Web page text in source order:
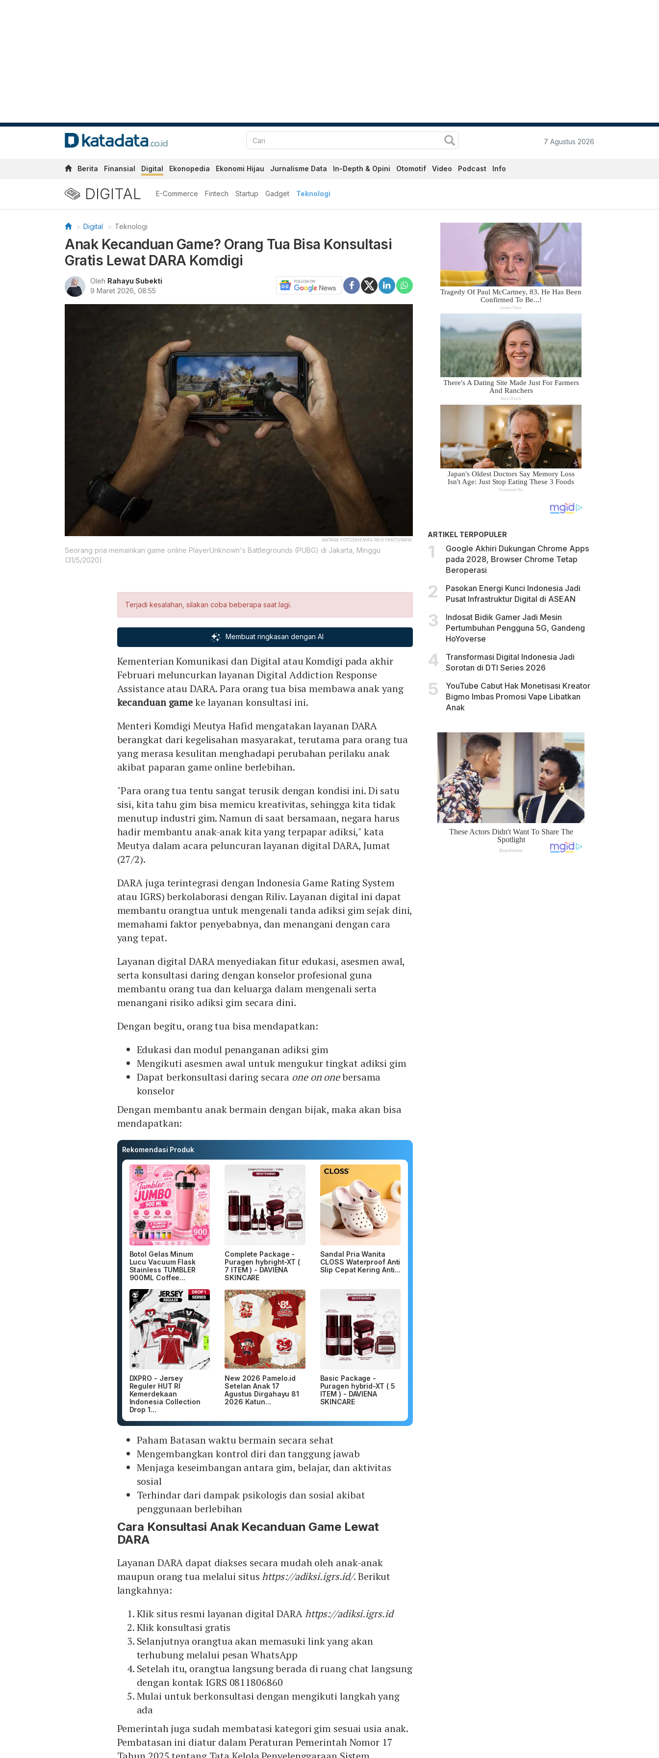
7 Agustus 2026
Berita Finansial Digital Ekonopedia Ekonomi Hijau Jurnalisme Data In-Depth & Opini Otomotif Video Podcast Info
DIGITAL E-Commerce Fintech Startup Gadget Teknologi
Digital Teknologi
Anak Kecanduan Game? Orang Tua Bisa Konsultasi
Gratis Lewat DARA Komdigi
Oleh Rahayu Subekti
9 Maret 2026, 08:55
ANTARA FOTO/DHEMAS REVIYANTO/AWW.
Seorang pria memainkan game online PlayerUnknown's Battlegrounds (PUBG) di Jakarta, Minggu
(31/5/2020).
Terjadi kesalahan, silakan coba beberapa saat lagi.
Membuat ringkasan dengan AI
Kementerian Komunikasi dan Digital atau Komdigi pada akhir
Februari meluncurkan layanan Digital Addiction Response
Assistance atau DARA. Para orang tua bisa membawa anak yang
kecanduan gameke layanan konsultasi ini.
Menteri Komdigi Meutya Hafid mengatakan layanan DARA
berangkat dari kegelisahan masyarakat, terutama para orang tua
yang merasa kesulitan menghadapi perubahan perilaku anak
akibat paparan game online berlebihan.
"Para orang tua tentu sangat terusik dengan kondisi ini. Di satu
sisi, kita tahu gim bisa memicu kreativitas, sehingga kita tidak
menutup industri gim. Namun di saat bersamaan, negara harus
hadir membantu anak-anak kita yang terpapar adiksi," kata
Meutya dalam acara peluncuran layanan digital DARA, Jumat
(27/2).
DARA juga terintegrasi dengan Indonesia Game Rating System
atau IGRS) berkolaborasi dengan Riliv. Layanan digital ini dapat
membantu orangtua untuk mengenali tanda adiksi gim sejak dini,
memahami faktor penyebabnya, dan menangani dengan cara
yang tepat.
Layanan digital DARA menyediakan fitur edukasi, asesmen awal,
serta konsultasi daring dengan konselor profesional guna
membantu orang tua dan keluarga dalam mengenali serta
menangani risiko adiksi gim secara dini.
Dengan begitu, orang tua bisa mendapatkan:
Edukasi dan modul penanganan adiksi gim
Mengikuti asesmen awal untuk mengukur tingkat adiksi gim
Dapat berkonsultasi daring secara one on onebersama
konselor
Dengan membantu anak bermain dengan bijak, maka akan bisa
mendapatkan:
Rekomendasi Produk
Botol Gelas Minum
Lucu Vacuum Flask
Stainless TUMBLER
900ML Coffee...
Complete Package -
Puragen hybright-XT (
7 ITEM ) - DAVIENA
SKINCARE
Sandal Pria Wanita
CLOSS Waterproof Anti
Slip Cepat Kering Anti...
DXPRO - Jersey
Reguler HUT RI
Kemerdekaan
Indonesia Collection
Drop 1...
New 2026 Pamelo.id
Setelan Anak 17
Agustus Dirgahayu 81
2026 Katun...
Basic Package -
Puragen hybrid-XT ( 5
ITEM ) - DAVIENA
SKINCARE
Paham Batasan waktu bermain secara sehat
Mengembangkan kontrol diri dan tanggung jawab
Menjaga keseimbangan antara gim, belajar, dan aktivitas
sosial
Terhindar dari dampak psikologis dan sosial akibat
penggunaan berlebihan
Cara Konsultasi Anak Kecanduan Game Lewat
DARA
Layanan DARA dapat diakses secara mudah oleh anak-anak
maupun orang tua melalui situshttps://adiksi.igrs.id/. Berikut
langkahnya:
Klik situs resmi layanan digital DARAhttps://adiksi.igrs.id
Klik konsultasi gratis
Selanjutnya orangtua akan memasuki link yang akan
terhubung melalui pesan WhatsApp
Setelah itu, orangtua langsung berada di ruang chat langsung
dengan kontak IGRS 0811806860
Mulai untuk berkonsultasi dengan mengikuti langkah yang
ada
Pemerintah juga sudah membatasi kategori gim sesuai usia anak.
Pembatasan ini diatur dalam Peraturan Pemerintah Nomor 17
ARTIKEL TERPOPULER
Google Akhiri Dukungan Chrome Apps
pada 2028, Browser Chrome Tetap
Beroperasi
Pasokan Energi Kunci Indonesia Jadi
Pusat Infrastruktur Digital di ASEAN
Indosat Bidik Gamer Jadi Mesin
Pertumbuhan Pengguna 5G, Gandeng
HoYoverse
Transformasi Digital Indonesia Jadi
Sorotan di DTI Series 2026
YouTube Cabut Hak Monetisasi Kreator
Bigmo Imbas Promosi Vape Libatkan
Anak